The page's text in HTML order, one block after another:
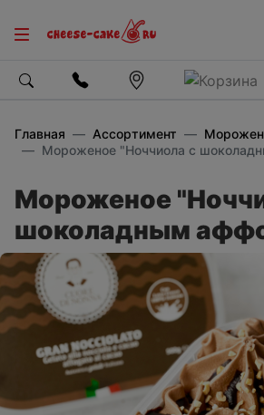
Главная Ассортимент
Мороженое "Ноччиола с
Мороженое
шоколадным